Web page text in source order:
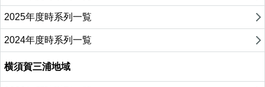
2025年度時系列一覧
2024年度時系列一覧
横須賀三浦地域